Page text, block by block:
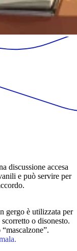
discussione accesa
e può servire per
gergo è utilizzata per
o disonesto.